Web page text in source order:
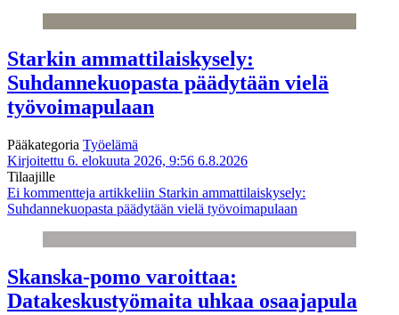
Starkin ammattilaiskysely:
Suhdannekuopasta päädytään vielä
työvoimapulaan
Pääkategoria Työelämä
Kirjoitettu 6. elokuuta 2026, 9:56 6.8.2026
Tilaajille
Ei kommentteja artikkeliin Starkin ammattilaiskysely:
Suhdannekuopasta päädytään vielä työvoimapulaan
Skanska-pomo varoittaa:
Datakeskustyömaita uhkaa osaajapula